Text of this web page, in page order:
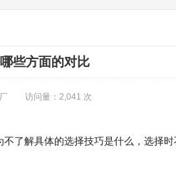
些方面的对比
访问量：2,041 次
了解具体的选择技巧是什么，选择